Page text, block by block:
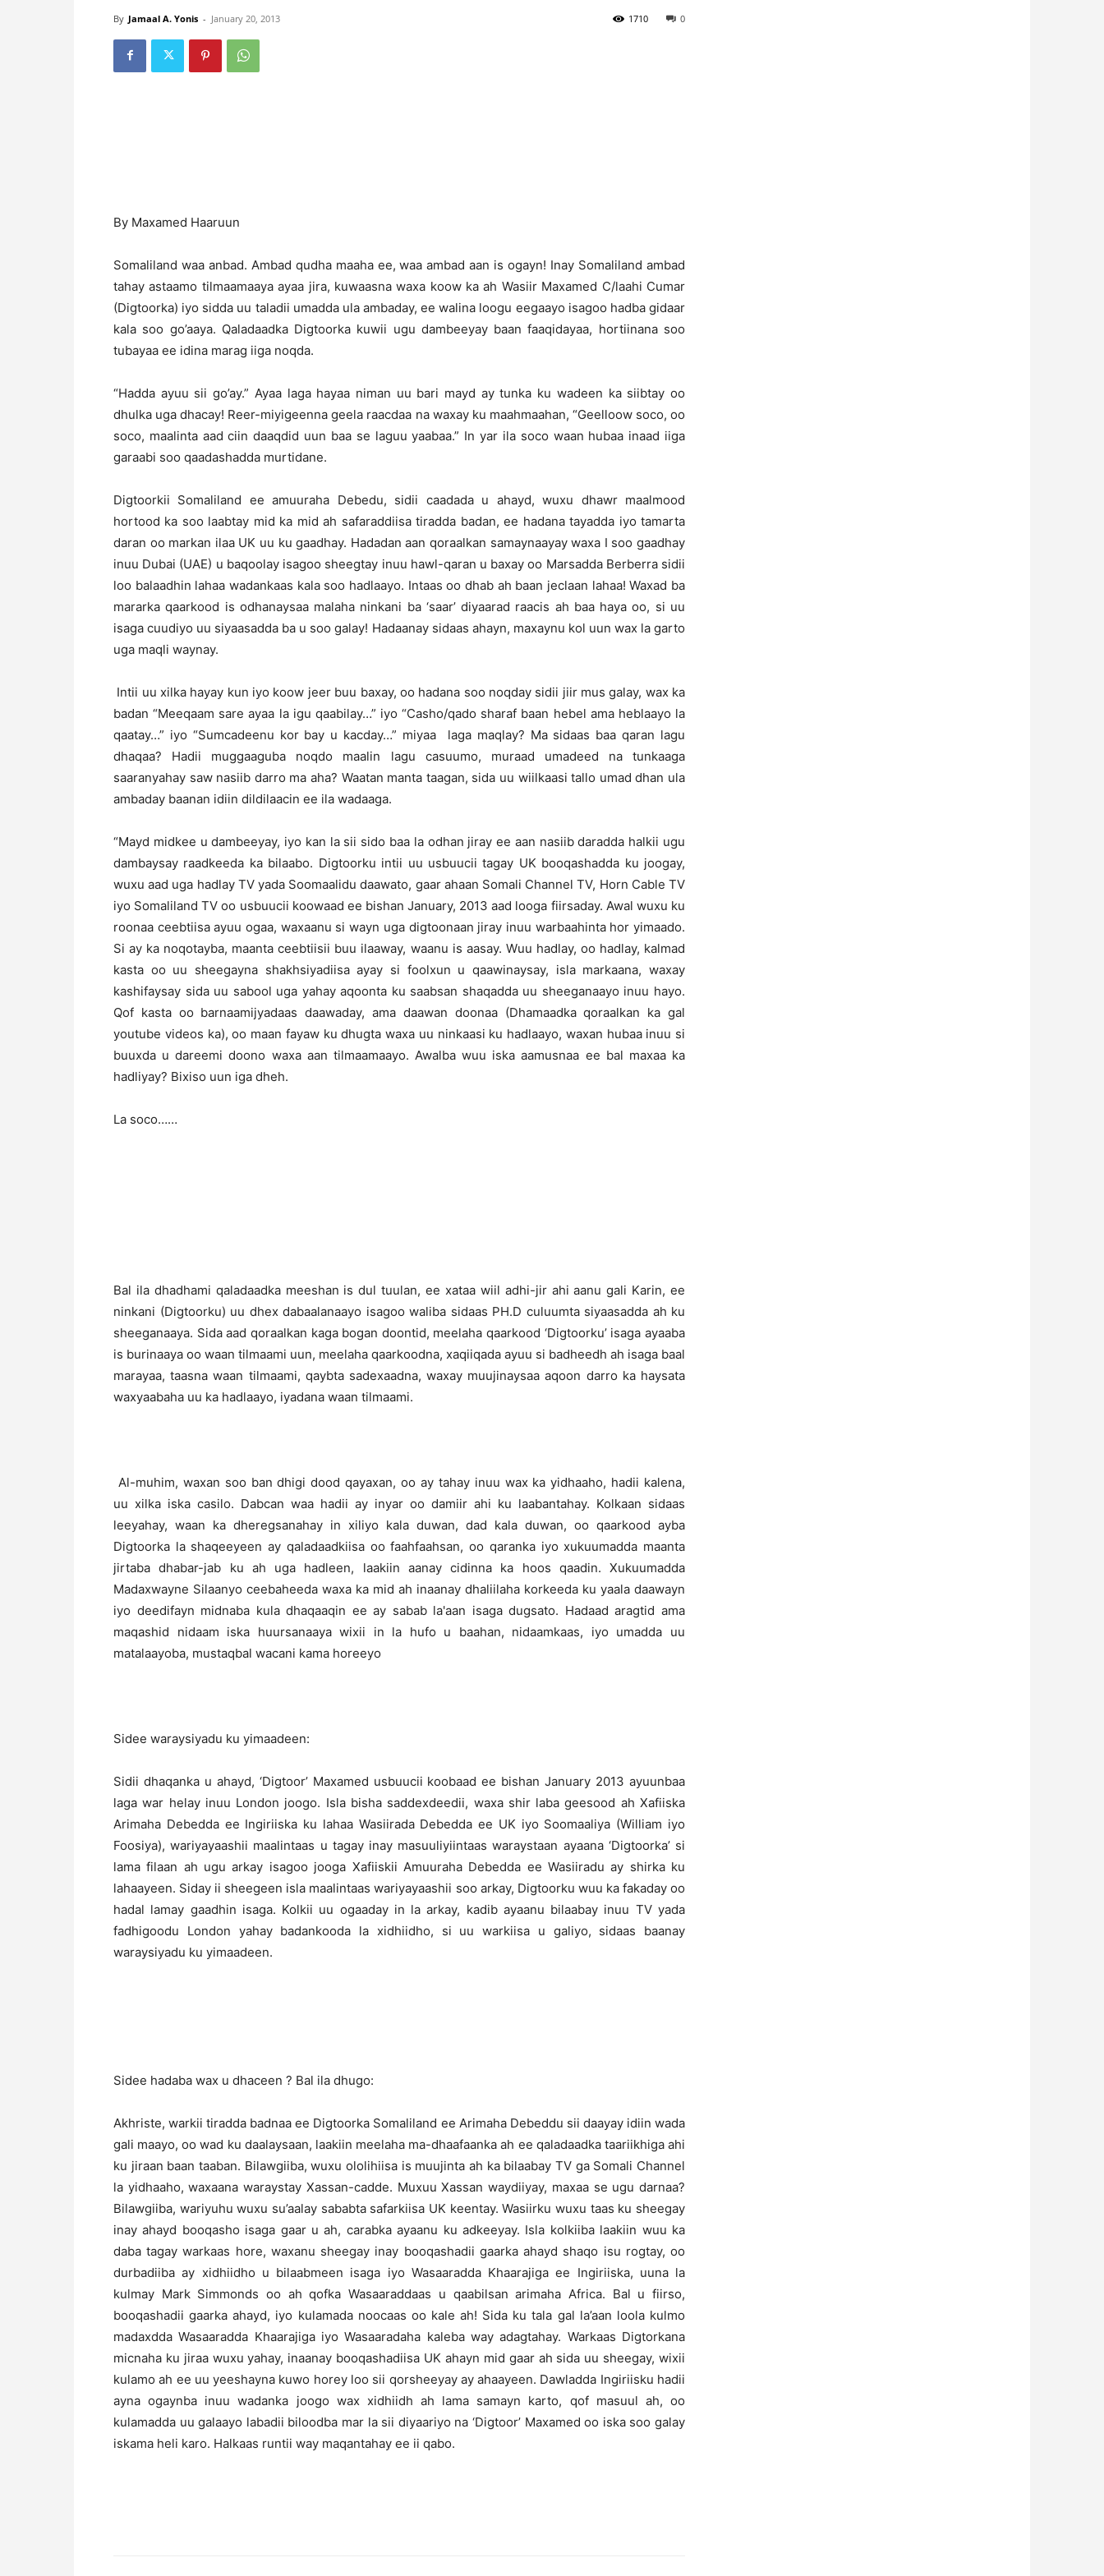
By Jamaal A. Yonis - January 20, 2013 0
1710
By Maxamed Haaruun
Somaliland waa anbad. Ambad qudha maaha ee, waa ambad aan is ogayn! Inay Somaliland ambad
tahay astaamo tilmaamaaya ayaa jira, kuwaasna waxa koow ka ah Wasiir Maxamed C/laahi Cumar
(Digtoorka) iyo sidda uu taladii umadda ula ambaday, ee walina loogu eegaayo isagoo hadba gidaar
kala soo go’aaya. Qaladaadka Digtoorka kuwii ugu dambeeyay baan faaqidayaa, hortiinana soo
tubayaa ee idina marag iiga noqda.
“Hadda ayuu sii go’ay.” Ayaa laga hayaa niman uu bari mayd ay tunka ku wadeen ka siibtay oo
dhulka uga dhacay! Reer-miyigeenna geela raacdaa na waxay ku maahmaahan, “Geelloow soco, oo
soco, maalinta aad ciin daaqdid uun baa se laguu yaabaa.” In yar ila soco waan hubaa inaad iiga
garaabi soo qaadashadda murtidane.
Digtoorkii Somaliland ee amuuraha Debedu, sidii caadada u ahayd, wuxu dhawr maalmood
hortood ka soo laabtay mid ka mid ah safaraddiisa tiradda badan, ee hadana tayadda iyo tamarta
daran oo markan ilaa UK uu ku gaadhay. Hadadan aan qoraalkan samaynaayay waxa I soo gaadhay
inuu Dubai (UAE) u baqoolay isagoo sheegtay inuu hawl-qaran u baxay oo Marsadda Berberra sidii
loo balaadhin lahaa wadankaas kala soo hadlaayo. Intaas oo dhab ah baan jeclaan lahaa! Waxad ba
mararka qaarkood is odhanaysaa malaha ninkani ba ‘saar’ diyaarad raacis ah baa haya oo, si uu
isaga cuudiyo uu siyaasadda ba u soo galay! Hadaanay sidaas ahayn, maxaynu kol uun wax la garto
uga maqli waynay.
Intii uu xilka hayay kun iyo koow jeer buu baxay, oo hadana soo noqday sidii jiir mus galay, wax ka
badan “Meeqaam sare ayaa la igu qaabilay…” iyo “Casho/qado sharaf baan hebel ama heblaayo la
qaatay…” iyo “Sumcadeenu kor bay u kacday…” miyaa laga maqlay? Ma sidaas baa qaran lagu
dhaqaa? Hadii muggaaguba noqdo maalin lagu casuumo, muraad umadeed na tunkaaga
saaranyahay saw nasiib darro ma aha? Waatan manta taagan, sida uu wiilkaasi tallo umad dhan ula
ambaday baanan idiin dildilaacin ee ila wadaaga.
“Mayd midkee u dambeeyay, iyo kan la sii sido baa la odhan jiray ee aan nasiib daradda halkii ugu
dambaysay raadkeeda ka bilaabo. Digtoorku intii uu usbuucii tagay UK booqashadda ku joogay,
wuxu aad uga hadlay TV yada Soomaalidu daawato, gaar ahaan Somali Channel TV, Horn Cable TV
iyo Somaliland TV oo usbuucii koowaad ee bishan January, 2013 aad looga fiirsaday. Awal wuxu ku
roonaa ceebtiisa ayuu ogaa, waxaanu si wayn uga digtoonaan jiray inuu warbaahinta hor yimaado.
Si ay ka noqotayba, maanta ceebtiisii buu ilaaway, waanu is aasay. Wuu hadlay, oo hadlay, kalmad
kasta oo uu sheegayna shakhsiyadiisa ayay si foolxun u qaawinaysay, isla markaana, waxay
kashifaysay sida uu sabool uga yahay aqoonta ku saabsan shaqadda uu sheeganaayo inuu hayo.
Qof kasta oo barnaamijyadaas daawaday, ama daawan doonaa (Dhamaadka qoraalkan ka gal
youtube videos ka), oo maan fayaw ku dhugta waxa uu ninkaasi ku hadlaayo, waxan hubaa inuu si
buuxda u dareemi doono waxa aan tilmaamaayo. Awalba wuu iska aamusnaa ee bal maxaa ka
hadliyay? Bixiso uun iga dheh.
La soco……
Bal ila dhadhami qaladaadka meeshan is dul tuulan, ee xataa wiil adhi-jir ahi aanu gali Karin, ee
ninkani (Digtoorku) uu dhex dabaalanaayo isagoo waliba sidaas PH.D culuumta siyaasadda ah ku
sheeganaaya. Sida aad qoraalkan kaga bogan doontid, meelaha qaarkood ‘Digtoorku’ isaga ayaaba
is burinaaya oo waan tilmaami uun, meelaha qaarkoodna, xaqiiqada ayuu si badheedh ah isaga baal
marayaa, taasna waan tilmaami, qaybta sadexaadna, waxay muujinaysaa aqoon darro ka haysata
waxyaabaha uu ka hadlaayo, iyadana waan tilmaami.
Al-muhim, waxan soo ban dhigi dood qayaxan, oo ay tahay inuu wax ka yidhaaho, hadii kalena,
uu xilka iska casilo. Dabcan waa hadii ay inyar oo damiir ahi ku laabantahay. Kolkaan sidaas
leeyahay, waan ka dheregsanahay in xiliyo kala duwan, dad kala duwan, oo qaarkood ayba
Digtoorka la shaqeeyeen ay qaladaadkiisa oo faahfaahsan, oo qaranka iyo xukuumadda maanta
jirtaba dhabar-jab ku ah uga hadleen, laakiin aanay cidinna ka hoos qaadin. Xukuumadda
Madaxwayne Silaanyo ceebaheeda waxa ka mid ah inaanay dhaliilaha korkeeda ku yaala daawayn
iyo deedifayn midnaba kula dhaqaaqin ee ay sabab la'aan isaga dugsato. Hadaad aragtid ama
maqashid nidaam iska huursanaaya wixii in la hufo u baahan, nidaamkaas, iyo umadda uu
matalaayoba, mustaqbal wacani kama horeeyo
Sidee waraysiyadu ku yimaadeen:
Sidii dhaqanka u ahayd, ‘Digtoor’ Maxamed usbuucii koobaad ee bishan January 2013 ayuunbaa
laga war helay inuu London joogo. Isla bisha saddexdeedii, waxa shir laba geesood ah Xafiiska
Arimaha Debedda ee Ingiriiska ku lahaa Wasiirada Debedda ee UK iyo Soomaaliya (William iyo
Foosiya), wariyayaashii maalintaas u tagay inay masuuliyiintaas waraystaan ayaana ‘Digtoorka’ si
lama filaan ah ugu arkay isagoo jooga Xafiiskii Amuuraha Debedda ee Wasiiradu ay shirka ku
lahaayeen. Siday ii sheegeen isla maalintaas wariyayaashii soo arkay, Digtoorku wuu ka fakaday oo
hadal lamay gaadhin isaga. Kolkii uu ogaaday in la arkay, kadib ayaanu bilaabay inuu TV yada
fadhigoodu London yahay badankooda la xidhiidho, si uu warkiisa u galiyo, sidaas baanay
waraysiyadu ku yimaadeen.
Sidee hadaba wax u dhaceen ? Bal ila dhugo:
Akhriste, warkii tiradda badnaa ee Digtoorka Somaliland ee Arimaha Debeddu sii daayay idiin wada
gali maayo, oo wad ku daalaysaan, laakiin meelaha ma-dhaafaanka ah ee qaladaadka taariikhiga ahi
ku jiraan baan taaban. Bilawgiiba, wuxu ololihiisa is muujinta ah ka bilaabay TV ga Somali Channel
la yidhaaho, waxaana waraystay Xassan-cadde. Muxuu Xassan waydiiyay, maxaa se ugu darnaa?
Bilawgiiba, wariyuhu wuxu su’aalay sababta safarkiisa UK keentay. Wasiirku wuxu taas ku sheegay
inay ahayd booqasho isaga gaar u ah, carabka ayaanu ku adkeeyay. Isla kolkiiba laakiin wuu ka
daba tagay warkaas hore, waxanu sheegay inay booqashadii gaarka ahayd shaqo isu rogtay, oo
durbadiiba ay xidhiidho u bilaabmeen isaga iyo Wasaaradda Khaarajiga ee Ingiriiska, uuna la
kulmay Mark Simmonds oo ah qofka Wasaaraddaas u qaabilsan arimaha Africa. Bal u fiirso,
booqashadii gaarka ahayd, iyo kulamada noocaas oo kale ah! Sida ku tala gal la’aan loola kulmo
madaxdda Wasaaradda Khaarajiga iyo Wasaaradaha kaleba way adagtahay. Warkaas Digtorkana
micnaha ku jiraa wuxu yahay, inaanay booqashadiisa UK ahayn mid gaar ah sida uu sheegay, wixii
kulamo ah ee uu yeeshayna kuwo horey loo sii qorsheeyay ay ahaayeen. Dawladda Ingiriisku hadii
ayna ogaynba inuu wadanka joogo wax xidhiidh ah lama samayn karto, qof masuul ah, oo
kulamadda uu galaayo labadii biloodba mar la sii diyaariyo na ‘Digtoor’ Maxamed oo iska soo galay
iskama heli karo. Halkaas runtii way maqantahay ee ii qabo.